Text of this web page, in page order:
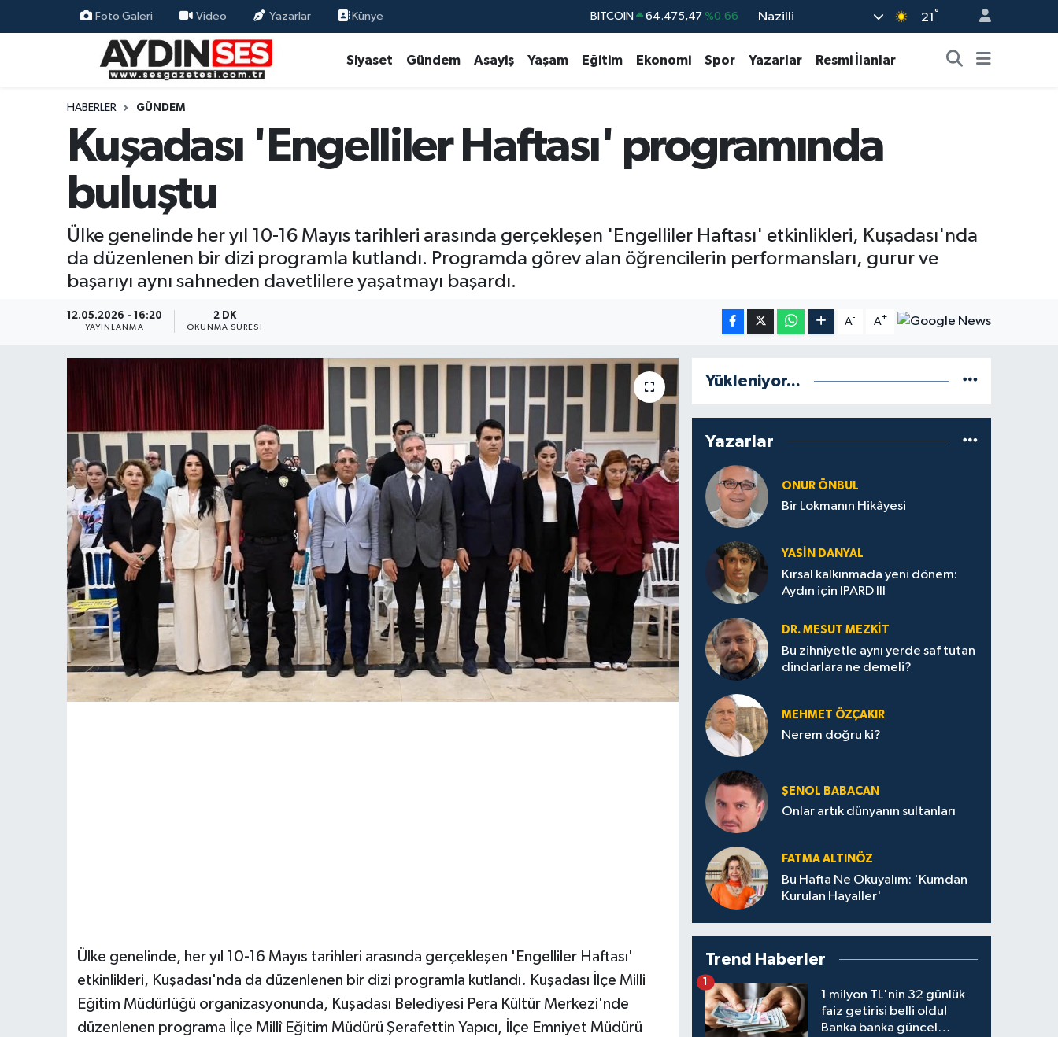
Foto Galeri Video Yazarlar Künye DOLAR 47,5971 %0.05
BITCOIN 64.475,47 %0.66
Nazilli 21 °
Siyaset Gündem Asayiş Yaşam Eğitim Ekonomi Spor Yazarlar Resmi İlanlar
HABERLER GÜNDEM
Kuşadası 'Engelliler Haftası' programında
buluştu
Ülke genelinde her yıl 10-16 Mayıs tarihleri arasında gerçekleşen 'Engelliler Haftası' etkinlikleri, Kuşadası'nda
da düzenlenen bir dizi programla kutlandı. Programda görev alan öğrencilerin performansları, gurur ve
başarıyı aynı sahneden davetlilere yaşatmayı başardı.
12.05.2026 - 16:20
YAYINLANMA
2 DK
OKUNMA SÜRESI
A- A+
Ülke genelinde, her yıl 10-16 Mayıs tarihleri arasında gerçekleşen 'Engelliler Haftası'
etkinlikleri, Kuşadası'nda da düzenlenen bir dizi programla kutlandı. Kuşadası İlçe Milli
Eğitim Müdürlüğü organizasyonunda, Kuşadası Belediyesi Pera Kültür Merkezi'nde
düzenlenen programa İlçe Millî Eğitim Müdürü Şerafettin Yapıcı, İlçe Emniyet Müdürü
Yükleniyor...
Yazarlar
ONUR ÖNBUL
Bir Lokmanın Hikâyesi
YASIN DANYAL
Kırsal kalkınmada yeni dönem:
Aydın için IPARD III
DR. MESUT MEZKIT
Bu zihniyetle aynı yerde saf tutan
dindarlara ne demeli?
MEHMET ÖZÇAKIR
Nerem doğru ki?
ŞENOL BABACAN
Onlar artık dünyanın sultanları
FATMA ALTINÖZ
Bu Hafta Ne Okuyalım: 'Kumdan
Kurulan Hayaller'
Trend Haberler
1 milyon TL'nin 32 günlük
faiz getirisi belli oldu!
Banka banka güncel
1
Siyaset
Ekonomi
Eğitim
Aydın Nöbetçi Eczaneler
Aydın Hava Durumu
Aydin Namaz Vakitleri
Aydın Trafik Yoğunluk Haritası
Tüm Manşetler